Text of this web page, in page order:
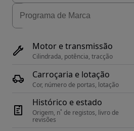
Motor e transmissão
Cilindrada, potência, tracção
Carroçaria e lotação
Cor, número de portas, lotação
Histórico e estado
Origem, n˚ de registos, livro de
revisões